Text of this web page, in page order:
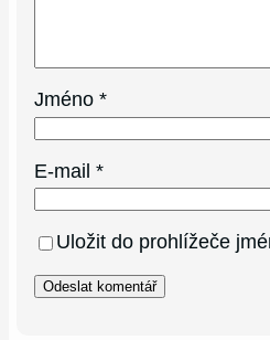
Jméno*
E-mail*
Uložit do prohlížeče